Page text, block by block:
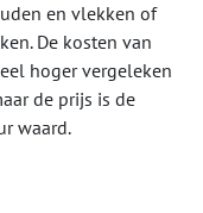
en vlekken of
De kosten van
hoger vergeleken
de prijs is de
waard.